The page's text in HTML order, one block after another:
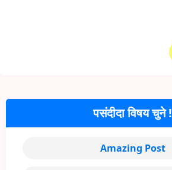
पसंदीदा विषय चुने !
Amazing Post